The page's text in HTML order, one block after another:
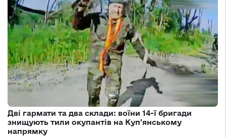
Дві гармати та два склади: воїни 14-ї бригади
знищують тили окупантів на Купʼянському
напрямку